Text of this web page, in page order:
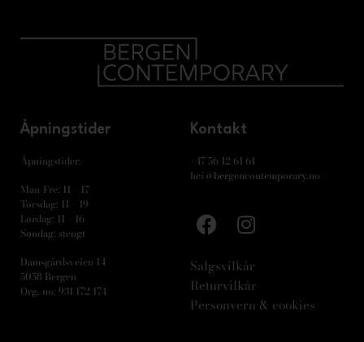
Åpningstider
Åpningstider:
Man-Fre: 11 – 17
Torsdag: 11 – 19
Lørdag: 11 – 16
Søndag: stengt
Damsgårdsveien 14
5058 Bergen
Org. no: 931 172 174
Kontakt
+47 56 12 61 61
hei@bergencontemporary.no
Salgsvilkår
Returvilkår
Personvern & cookies